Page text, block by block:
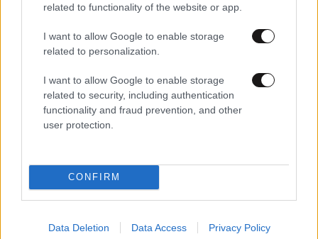
related to functionality of the website or app.
I want to allow Google to enable storage
related to personalization.
I want to allow Google to enable storage
related to security, including authentication
functionality and fraud prevention, and other
user protection.
CONFIRM
Data Deletion Data Access Privacy Policy
Τεράστιος πύθωνας με πρησμένη κοιλιά
βρέθηκε κάτω από την αποθήκη οικογένειας –